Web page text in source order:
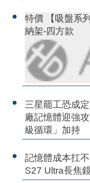
特價 【吸盤系
納架-四方款
三星罷工恐成
廠記憶體迎強
級循環」加持
記憶體成本扛
S27 Ultra長焦